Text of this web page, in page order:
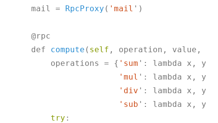
    mail =
RpcProxy ( 'mail ')
    @rpc
    def
compute ( self , operation, value,
        operations = {
'sum ': lambda x, y:
'mul ': lambda x, y:
'div ': lambda x, y:
'sub ': lambda x, y:
try :